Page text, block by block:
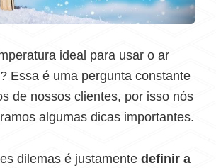
ideal para usar o ar
Essa é uma pergunta constante
de nossos clientes, por isso nós
algumas dicas importantes.
dilemas é justamente definir a